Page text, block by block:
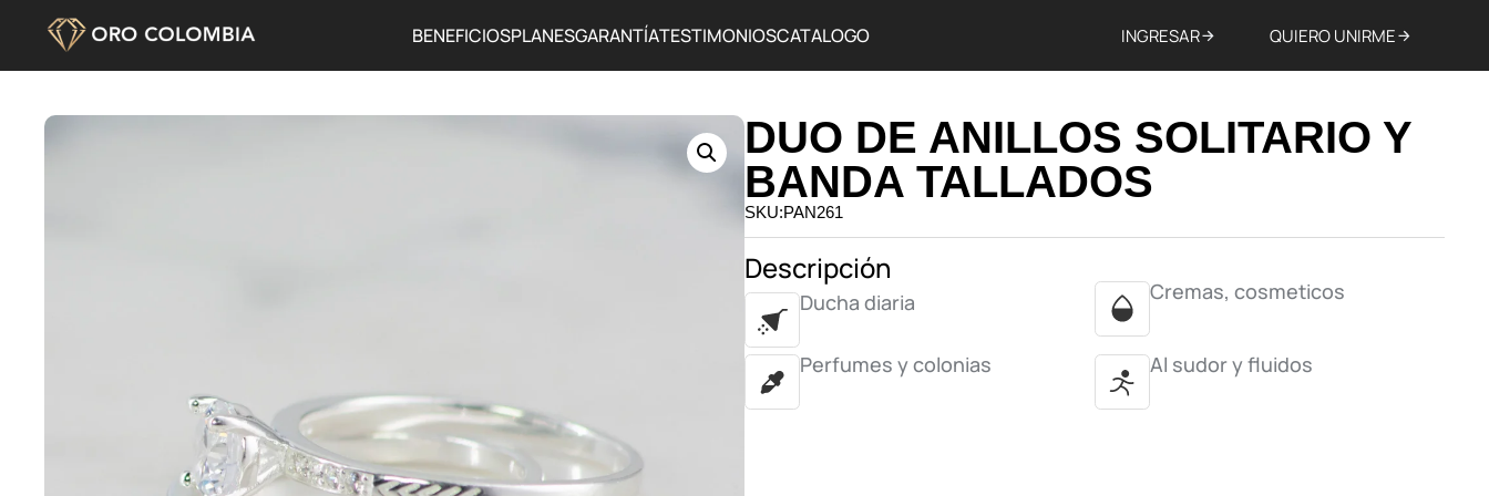
BENEFICIOSPLANESGARANTÍATESTIMONIOSCATALOGO INGRESAR QUIERO UNIRME
DUO DE ANILLOS SOLITARIO Y
BANDA TALLADOS
SKU:PAN261
Descripción
Ducha diaria Cremas, cosmeticos
Perfumes y colonias Al sudor y fluidos